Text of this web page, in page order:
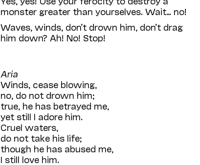
monster greater than yourselves. Wait… no!
Waves, winds, don’t drown him, don’t drag
him down? Ah! No! Stop!
Aria
Winds, cease blowing,
no, do not drown him;
true, he has betrayed me,
yet still I adore him.
Cruel waters,
do not take his life;
though he has abused me,
I still love him.